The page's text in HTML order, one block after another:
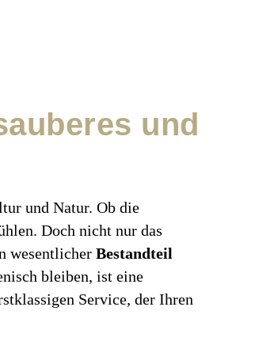
und
und Natur. Ob die
Doch nicht nur das
wesentlicher Bestandteil
bleiben, ist eine
Service, der Ihren